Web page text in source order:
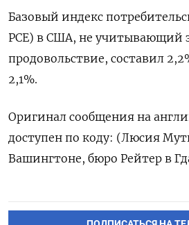
Базовый индекс
PCE) в США, не учитывающий
продовольствие, составил
2,1%.
Оригинал сообщения на
доступен по коду: (Люсия
Вашингтоне, бюро Рейтер в